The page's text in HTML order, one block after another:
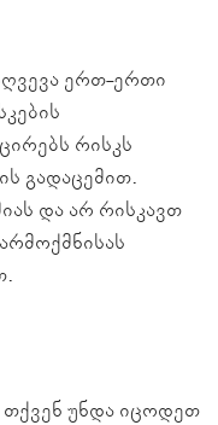
ერთ-ერთი
რისკს
გადაცემით.
და არ რისკავთ
უნდა იცოდეთ